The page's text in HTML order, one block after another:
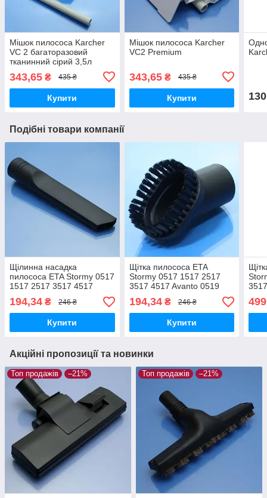
Мішок пилососа Karcher
VC 2 багаторазовий
тканинний сірий 3,5л
343,65 ₴ 435 ₴
Купити
Мішок пилососа Karcher
VC2 Premium
343,65₴ 435 ₴
Купити 130
Подібні товари компанії
Щілинна насадка
пилососа ETA Stormy 0517
1517 2517 3517 4517
Avanto 0519 1519 3519
4519 2519 Diego 5521
4521 3521 Aero 0500
194,34 ₴ 246 ₴
Купити
Щітка пилососа ETA
Stormy 0517 1517 2517
3517 4517 Avanto 0519
1519 3519 Diego 4521
3521 Aero 0500 овальна
меблева м'який ворс
194,34₴ 246 ₴
Купити
Акційні пропозиції та новинки
Топ продажів –21% Топ продажів –21%